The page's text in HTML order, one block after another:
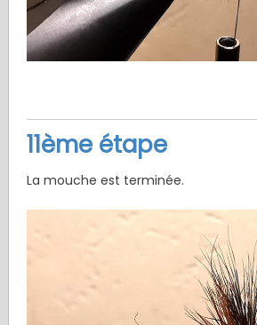
11ème étape
La mouche est terminée.